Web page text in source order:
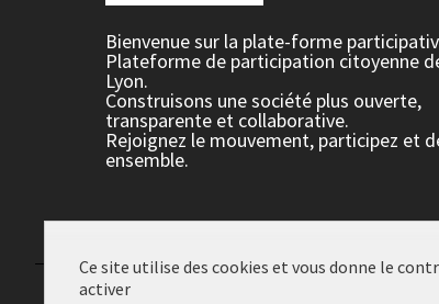
Bienvenue sur la plate-forme
Plateforme de participation citoyenne
Lyon.
Construisons une société plus ouverte,
transparente et collaborative.
Rejoignez le mouvement, participez et
ensemble.
Ce site utilise des cookies et vous donne le
activer